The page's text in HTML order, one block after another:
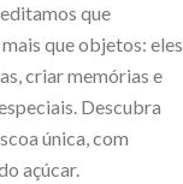
que
que objetos: eles
criar memórias e
Descubra
única, com
açúcar.